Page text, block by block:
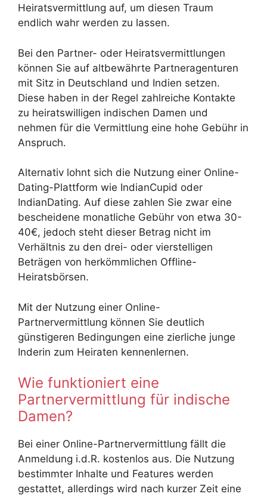
Heiratsvermittlung auf, um diesen Traum
endlich wahr werden zu lassen.
Bei den Partner- oder Heiratsvermittlungen
können Sie auf altbewährte Partneragenturen
mit Sitz in Deutschland und Indien setzen.
Diese haben in der Regel zahlreiche Kontakte
zu heiratswilligen indischen Damen und
nehmen für die Vermittlung eine hohe Gebühr in
Anspruch.
Alternativ lohnt sich die Nutzung einer Online-
Dating-Plattform wie IndianCupid oder
IndianDating. Auf diese zahlen Sie zwar eine
bescheidene monatliche Gebühr von etwa 30-
40€, jedoch steht dieser Betrag nicht im
Verhältnis zu den drei- oder vierstelligen
Beträgen von herkömmlichen Offline-
Heiratsbörsen.
Mit der Nutzung einer Online-
Partnervermittlung können Sie deutlich
günstigeren Bedingungen eine zierliche junge
Inderin zum Heiraten kennenlernen.
Wie funktioniert eine
Partnervermittlung für indische
Damen?
Bei einer Online-Partnervermittlung fällt die
Anmeldung i.d.R. kostenlos aus. Die Nutzung
bestimmter Inhalte und Features werden
gestattet, allerdings wird nach kurzer Zeit eine